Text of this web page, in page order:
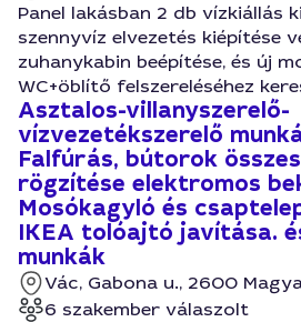
Panel lakásban 2 db vízkiállás
szennyvíz elvezetés kiépítése
zuhanykabin beépítése, és új
WC+öblítő felszereléséhez
Asztalos-villanyszerelő-
vízvezetékszerelő
Falfúrás, bútorok
rögzítése elektromos
Mosókagyló és
IKEA tolóajtó javítása.
munkák
Vác, Gabona u., 2600
6 szakember válaszolt